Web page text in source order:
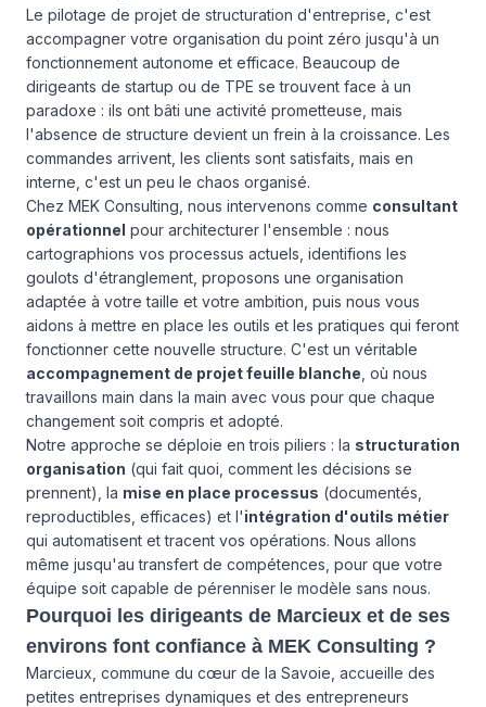
Le pilotage de projet de structuration d'entreprise, c'est
accompagner votre organisation du point zéro jusqu'à un
fonctionnement autonome et efficace. Beaucoup de
dirigeants de startup ou de TPE se trouvent face à un
paradoxe : ils ont bâti une activité prometteuse, mais
l'absence de structure devient un frein à la croissance. Les
commandes arrivent, les clients sont satisfaits, mais en
interne, c'est un peu le chaos organisé.
Chez MEK Consulting, nous intervenons comme consultant
opérationnel pour architecturer l'ensemble : nous
cartographions vos processus actuels, identifions les
goulots d'étranglement, proposons une organisation
adaptée à votre taille et votre ambition, puis nous vous
aidons à mettre en place les outils et les pratiques qui feront
fonctionner cette nouvelle structure. C'est un véritable
accompagnement de projet feuille blanche , où nous
travaillons main dans la main avec vous pour que chaque
changement soit compris et adopté.
Notre approche se déploie en trois piliers : la structuration
organisation (qui fait quoi, comment les décisions se
prennent), la mise en place processus (documentés,
reproductibles, efficaces) et l'intégration d'outils métier
qui automatisent et tracent vos opérations. Nous allons
même jusqu'au transfert de compétences, pour que votre
équipe soit capable de pérenniser le modèle sans nous.
Pourquoi les dirigeants de Marcieux et de ses
environs font confiance à MEK Consulting ?
Marcieux, commune du cœur de la Savoie, accueille des
petites entreprises dynamiques et des entrepreneurs